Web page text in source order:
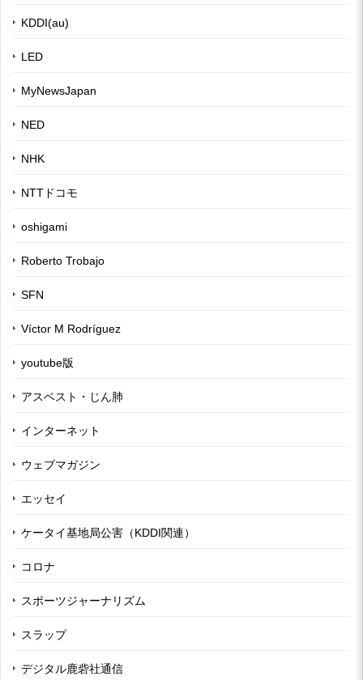
KDDI(au)
LED
MyNewsJapan
NED
NHK
NTTドコモ
oshigami
Roberto Trobajo
SFN
Víctor M Rodríguez
youtube版
アスベスト・じん肺
インターネット
ウェブマガジン
エッセイ
ケータイ基地局公害（KDDI関連）
コロナ
スポーツジャーナリズム
スラップ
デジタル鹿砦社通信